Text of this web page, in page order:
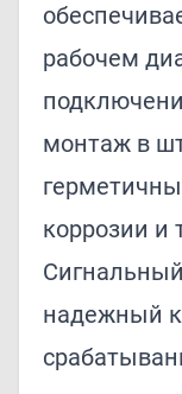
рабочем
монтаж в
коррозии и
надежный